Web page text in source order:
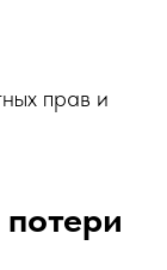
прав и